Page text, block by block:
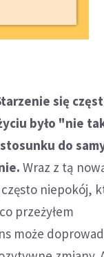
się
było "nie
do
Wraz z tą
często niepokój,
przeżyłem
może